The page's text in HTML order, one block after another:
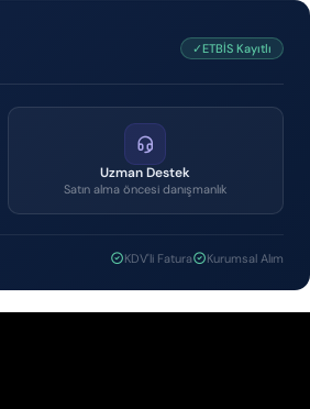
✓ETBİS Kayıtlı
Uzman Destek
Satın alma öncesi danışmanlık
KDV'li Fatura Kurumsal Alım